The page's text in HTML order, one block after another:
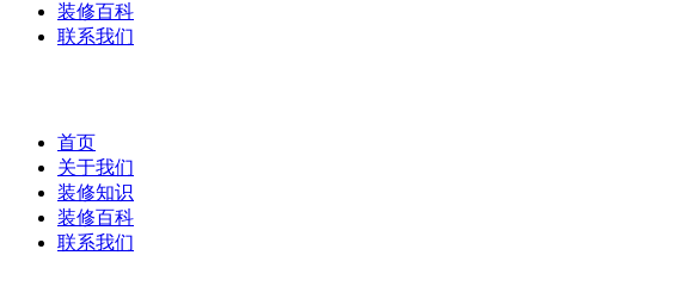
装修百科
联系我们
首页
关于我们
装修知识
装修百科
联系我们